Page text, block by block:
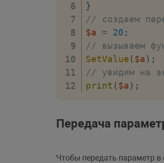
}
// создаем
$a
= 20 ;
// вызываем
SetValue ($a) ;
// увидим на
print ($a) ;
Передача
Чтобы передать параметр